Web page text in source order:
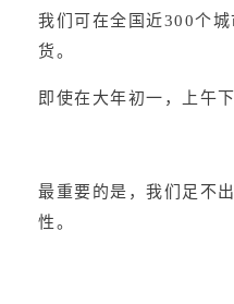
我们可在全国近300个
货。
即使在大年初一，上午
最重要的是，我们足不
性。